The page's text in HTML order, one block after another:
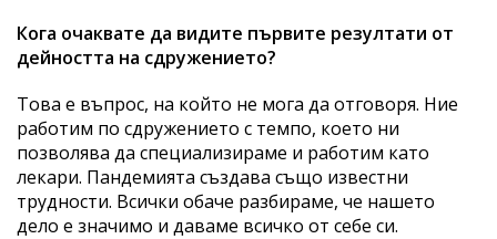
Кога очаквате да видите първите резултати от
дейността на сдружението?
Това е въпрос, на който не мога да отговоря. Ние
работим по сдружението с темпо, което ни
позволява да специализираме и работим като
лекари. Пандемията създава също известни
трудности. Всички обаче разбираме, че нашето
дело е значимо и даваме всичко от себе си.